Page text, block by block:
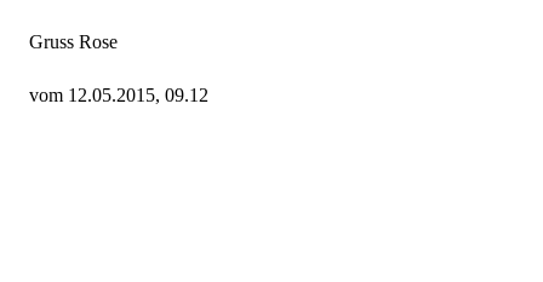
Gruss Rose
vom 12.05.2015, 09.12